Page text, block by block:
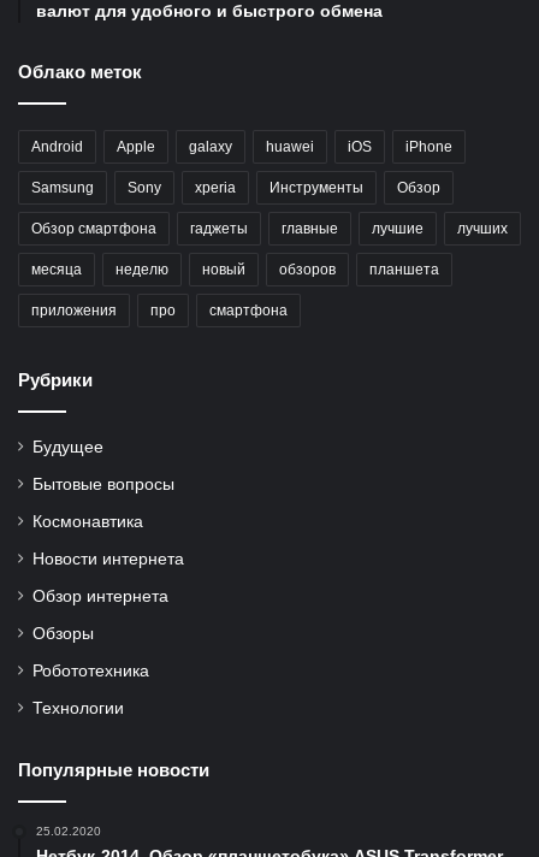
валют для удобного и быстрого обмена
Облако меток
Android Apple galaxy huawei iOS iPhone
Samsung Sony xperia Инструменты Обзор
Обзор смартфона гаджеты главные лучшие лучших
месяца неделю новый обзоров планшета
приложения про смартфона
Рубрики
Будущее
Бытовые вопросы
Космонавтика
Новости интернета
Обзор интернета
Обзоры
Робототехника
Технологии
Популярные новости
25.02.2020